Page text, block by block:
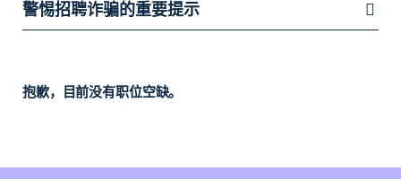
警惕招聘诈骗的重要提示
抱歉，目前没有职位空缺。